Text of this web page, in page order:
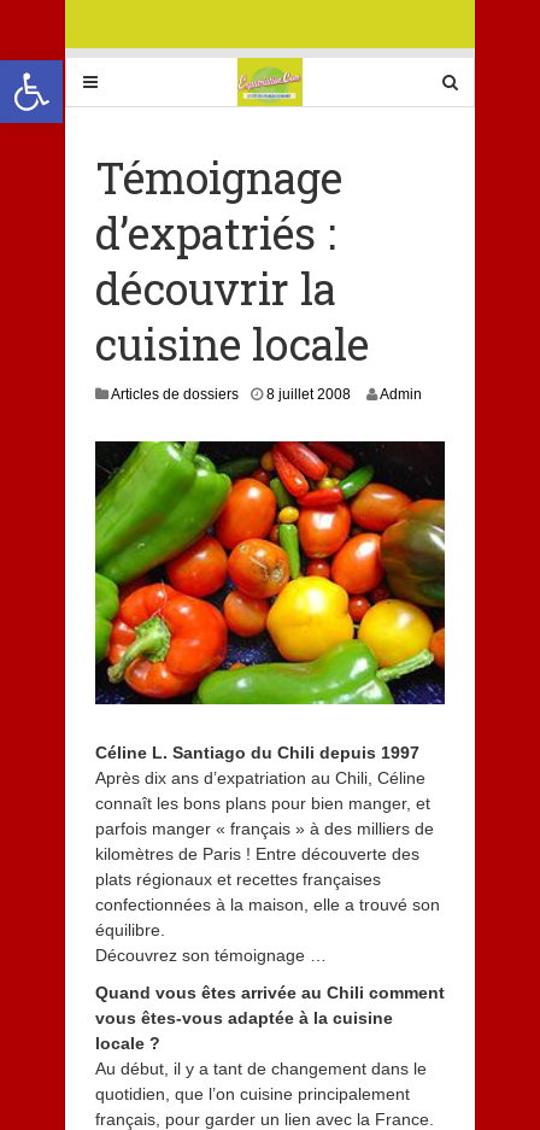
Ouvrir la barre d’outils
Témoignage
d’expatriés :
découvrir la
cuisine locale
Articles de dossiers 8 juillet 20087
i
l
l
e
t
2
0
1
3
Admin
Céline L. Santiago du Chili depuis 1997
Après dix ans d’expatriation au Chili, Céline
connaît les bons plans pour bien manger, et
parfois manger « français » à des milliers de
kilomètres de Paris ! Entre découverte des
plats régionaux et recettes françaises
confectionnées à la maison, elle a trouvé son
équilibre.
Découvrez son témoignage …
Quand vous êtes arrivée au Chili comment
vous êtes-vous adaptée à la cuisine
locale ?
Au début, il y a tant de changement dans le
quotidien, que l’on cuisine principalement
français, pour garder un lien avec la France.